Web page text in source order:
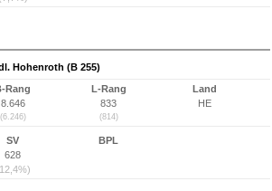
Hohenroth (B 255)
Rang
8.646
(6.246)
L-Rang
833
(814)
Land
HE
SV
628
BPL